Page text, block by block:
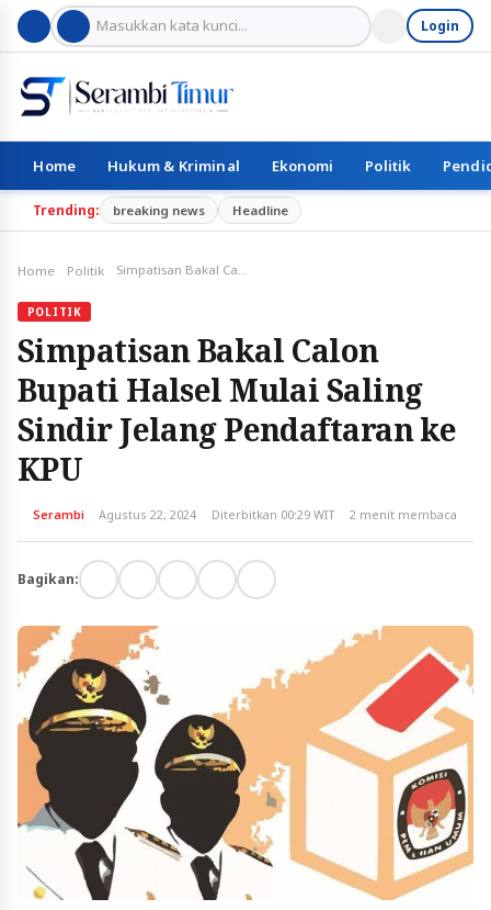
Login
Home Hukum & Kriminal Ekonomi Politik
Trending: breaking news Headline
Home Politik Simpatisan Bakal Calon Bupati Halsel Mulai Saling Sindir Jelang Pendaftaran ke KPU
POLITIK
Simpatisan Bakal Calon
Bupati Halsel Mulai Saling
Sindir Jelang Pendaftaran ke
KPU
Serambi Agustus 22, 2024 Diterbitkan 00:29 WIT 2 menit membaca
Bagikan: